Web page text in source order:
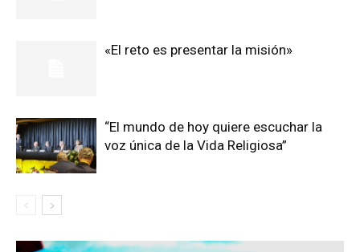
«El reto es presentar la misión»
“El mundo de hoy quiere escuchar la
voz única de la Vida Religiosa”